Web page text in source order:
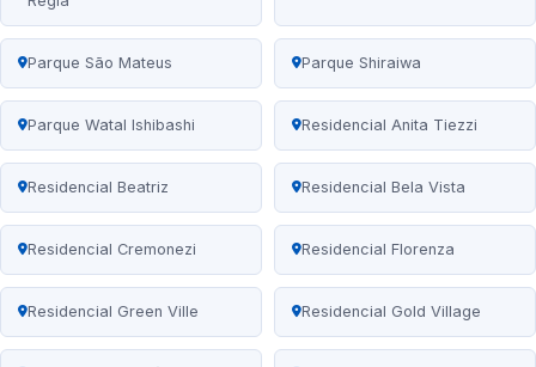
Parque São Mateus Parque Shiraiwa
Parque Watal Ishibashi Residencial Anita Tiezzi
Residencial Beatriz Residencial Bela Vista
Residencial Cremonezi Residencial Florenza
Residencial Green Ville Residencial Gold Village